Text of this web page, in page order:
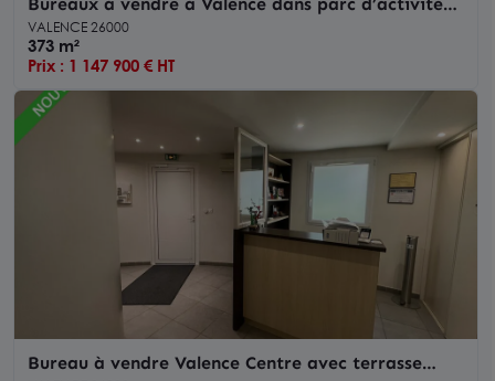
avec terrasses et parkings
VALENCE 26000
373 m²
Prix : 1 147 900 € HT
Bureau à vendre Valence Centre avec terrasse